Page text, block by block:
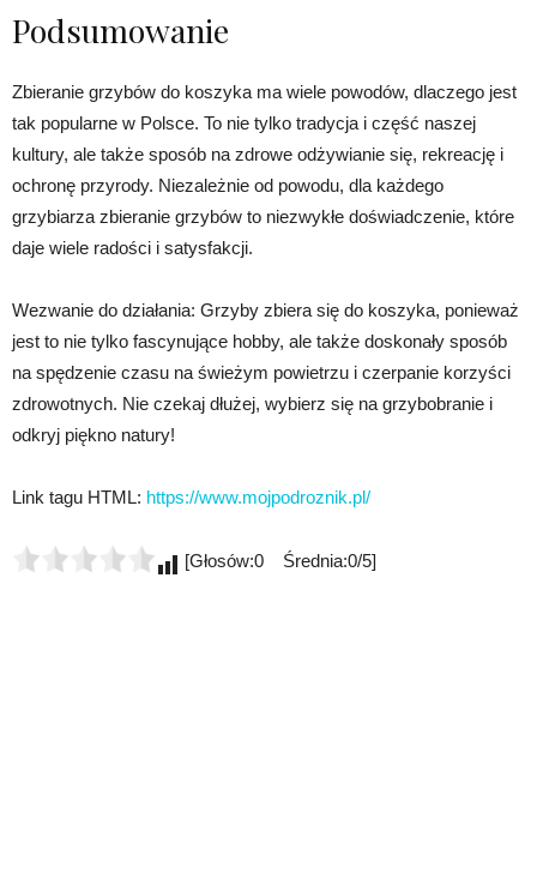
Podsumowanie
Zbieranie grzybów do koszyka ma wiele powodów, dlaczego jest
tak popularne w Polsce. To nie tylko tradycja i część naszej
kultury, ale także sposób na zdrowe odżywianie się, rekreację i
ochronę przyrody. Niezależnie od powodu, dla każdego
grzybiarza zbieranie grzybów to niezwykłe doświadczenie, które
daje wiele radości i satysfakcji.
Wezwanie do działania: Grzyby zbiera się do koszyka, ponieważ
jest to nie tylko fascynujące hobby, ale także doskonały sposób
na spędzenie czasu na świeżym powietrzu i czerpanie korzyści
zdrowotnych. Nie czekaj dłużej, wybierz się na grzybobranie i
odkryj piękno natury!
Link tagu HTML: https://www.mojpodroznik.pl/
[Głosów:0 Średnia:0/5]